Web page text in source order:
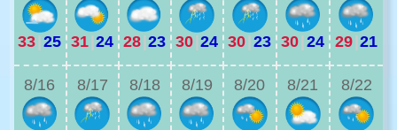
33|25 31|24 28|23 30|24 30|23 30|24 29|21
8/16 8/17 8/18 8/19 8/20 8/21 8/22